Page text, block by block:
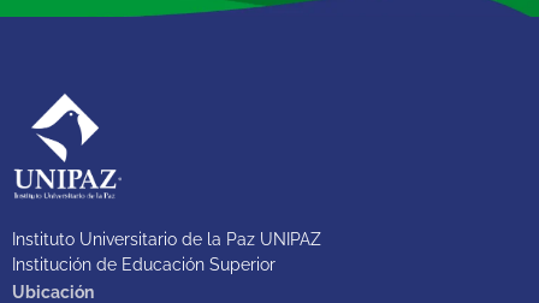
Instituto Universitario de la Paz UNIPAZ
Institución de Educación Superior
Ubicación